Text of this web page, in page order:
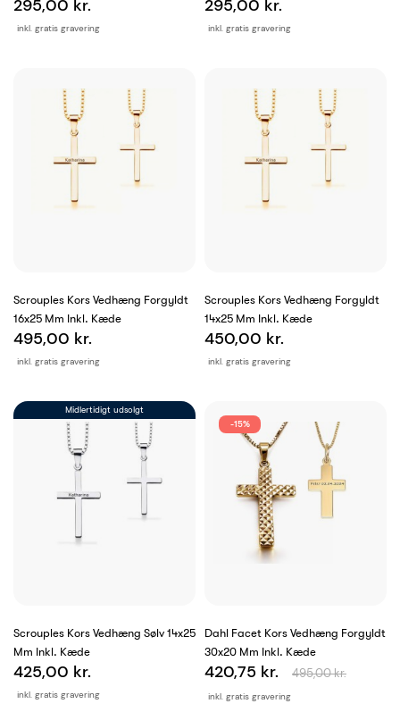
inkl. gratis gravering
295,00 kr.
inkl. gratis gravering
295,00 kr.
Scrouples Kors Vedhæng Forgyldt
16x25 Mm Inkl. Kæde
inkl. gratis gravering
495,00 kr.
Scrouples Kors Vedhæng Forgyldt
14x25 Mm Inkl. Kæde
inkl. gratis gravering
450,00 kr.
Scrouples Kors Vedhæng Sølv 14x25
Mm Inkl. Kæde
inkl. gratis gravering
425,00 kr.
Midlertidigt udsolgt
Dahl Facet Kors Vedhæng Forgyldt
30x20 Mm Inkl. Kæde
inkl. gratis gravering
420,75 kr. 495,00 kr.
-15%